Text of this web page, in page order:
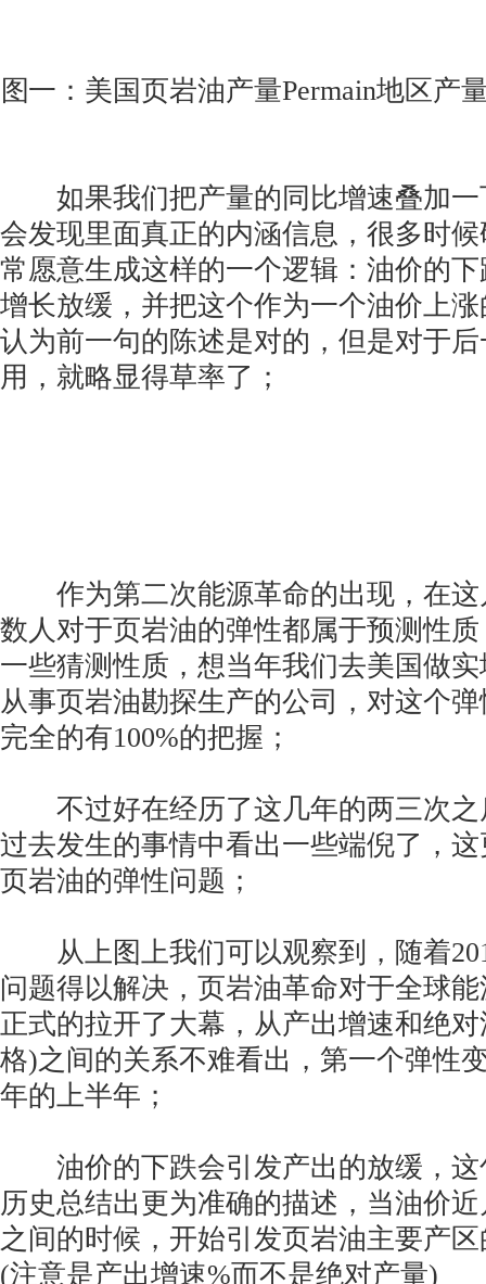
图一：美国页岩油产量Permain地区产
如果我们把产量的同比增速叠加一
会发现里面真正的内涵信息，很多时
常愿意生成这样的一个逻辑：油价的
增长放缓，并把这个作为一个油价上
认为前一句的陈述是对的，但是对于
用，就略显得草率了；
作为第二次能源革命的出现，在这
数人对于页岩油的弹性都属于预测性
一些猜测性质，想当年我们去美国做
从事页岩油勘探生产的公司，对这个
完全的有100%的把握；
不过好在经历了这几年的两三次之
过去发生的事情中看出一些端倪了，
页岩油的弹性问题；
从上图上我们可以观察到，随着
问题得以解决，页岩油革命对于全球
正式的拉开了大幕，从产出增速和绝
格)之间的关系不难看出，第一个弹性
年的上半年；
油价的下跌会引发产出的放缓，这
历史总结出更为准确的描述，当油价
之间的时候，开始引发页岩油主要产
(注意是产出增速%而不是绝对产量)